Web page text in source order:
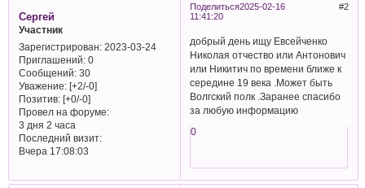
Поделиться 2
2025-02-16
11:41:20
Сергей
Участник
Зарегистрирован: 2023-03-24
Приглашений:0
Сообщений:30
Уважение: [+2/-0]
Позитив: [+0/-0]
Провел на форуме:
3 дня 2 часа
Последний визит:
Вчера 17:08:03
добрый день ищу Евсейченко
Николая отчество или Антонович
или Никитич по времени ближе к
середине 19 века .Может быть
Волгский полк .Заранее спасибо
за любую информацию
0